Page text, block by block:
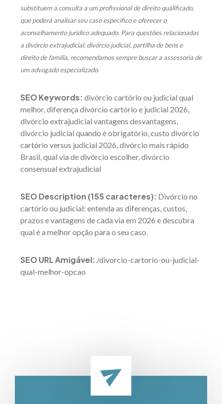
substituem a consulta a um profissional de direito qualificado,
que poderá analisar seu caso específico e oferecer o
aconselhamento jurídico adequado. Para questões relacionadas
a divórcio extrajudicial, divórcio judicial, partilha de bens e
direito de família, recomendamos sempre buscar a assessoria de
um advogado especializado.
SEO Keywords: divórcio cartório ou judicial qual
melhor, diferença divórcio cartório e judicial 2026,
divórcio extrajudicial vantagens desvantagens,
divórcio judicial quando é obrigatório, custo divórcio
cartório versus judicial 2026, divórcio mais rápido
Brasil, qual via de divórcio escolher, divórcio
consensual extrajudicial
SEO Description (155 caracteres): Divórcio no
cartório ou judicial: entenda as diferenças, custos,
prazos e vantagens de cada via em 2026 e descubra
qual é a melhor opção para o seu caso.
SEO URL Amigável: /divorcio-cartorio-ou-judicial-
qual-melhor-opcao